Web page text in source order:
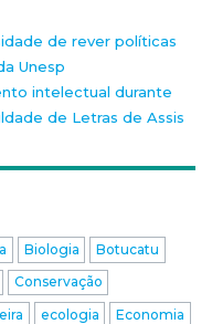
de rever políticas
Unesp
intelectual durante
de Letras de Assis
Biologia
Botucatu
Conservação
ecologia
Economia